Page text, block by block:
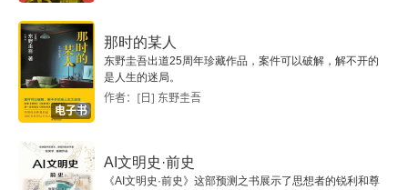
电子书
那时的某人
东野圭吾出道25周年珍藏作品，案件可以破解，解不开的
是人生的迷局。
作者：[日] 东野圭吾
AI文明史·前史
《AI文明史·前史》这部预测之书展示了思想者的锐利和尊